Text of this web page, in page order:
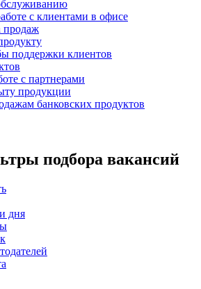
с клиентами в офисе
продаж
поддержки клиентов
с партнерами
продукции
банковских продуктов
подбора вакансий
дня